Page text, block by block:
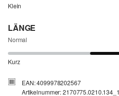
Klein
LÄNGE
Normal
Kurz
EAN: 4099978202567
Artikelnummer: